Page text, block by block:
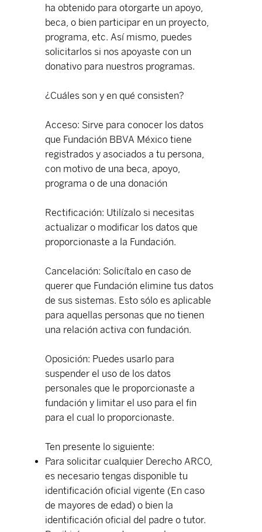
ha obtenido para otorgarte un apoyo,
beca, o bien participar en un proyecto,
programa, etc. Así mismo, puedes
solicitarlos si nos apoyaste con un
donativo para nuestros programas.
¿Cuáles son y en qué consisten?
Acceso: Sirve para conocer los datos
que Fundación BBVA México tiene
registrados y asociados a tu persona,
con motivo de una beca, apoyo,
programa o de una donación
Rectificación: Utilízalo si necesitas
actualizar o modificar los datos que
proporcionaste a la Fundación.
Cancelación: Solicítalo en caso de
querer que Fundación elimine tus datos
de sus sistemas. Esto sólo es aplicable
para aquellas personas que no tienen
una relación activa con fundación.
Oposición: Puedes usarlo para
suspender el uso de los datos
personales que le proporcionaste a
fundación y limitar el uso para el fin
para el cual lo proporcionaste.
Ten presente lo siguiente:
Para solicitar cualquier Derecho ARCO,
es necesario tengas disponible tu
identificación oficial vigente (En caso
de mayores de edad) o bien la
identificación oficial del padre o tutor.